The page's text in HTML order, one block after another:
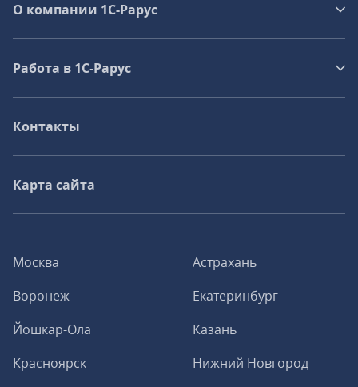
Москва
Астрахань
Воронеж
Екатеринбург
Йошкар-Ола
Казань
Красноярск
Нижний Новгород
О компании 1C-Рарус
Работа в 1С‑Рарус
Контакты
Карта сайта